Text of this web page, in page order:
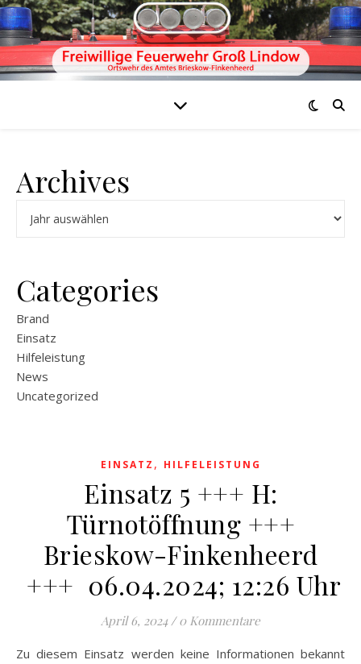
Archives
Categories
Brand
Einsatz
Hilfeleistung
News
Uncategorized
EINSATZ , HILFELEISTUNG
Einsatz 5 +++ H:
Türnotöffnung +++
Brieskow-Finkenheerd
+++ 06.04.2024; 12:26 Uhr
April 6, 2024 / 0 Kommentare
Zu diesem Einsatz werden keine Informationen bekannt